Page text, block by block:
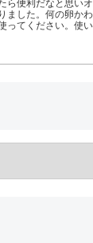
ら便利だなと思い
ました。何の卵か
ってください。使
レイア希少種…